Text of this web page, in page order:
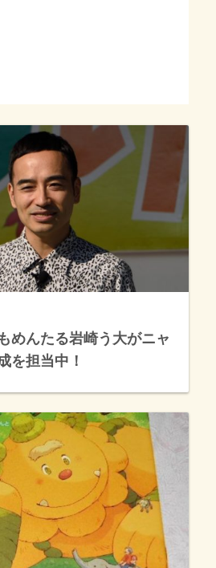
めんたる岩崎う大がニャ
を担当中！